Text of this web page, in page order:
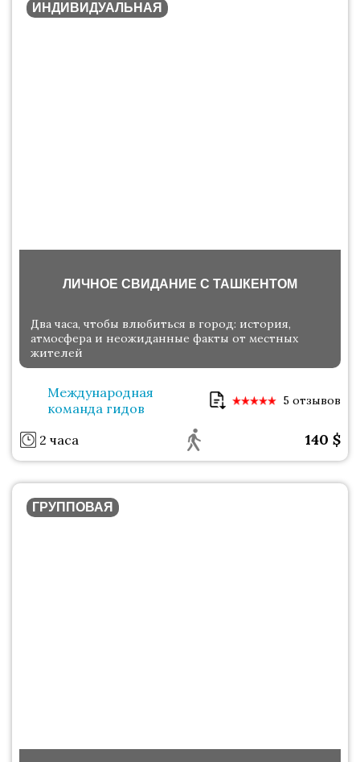
ИНДИВИДУАЛЬНАЯ
ЛИЧНОЕ СВИДАНИЕ С ТАШКЕНТОМ
Два часа, чтобы влюбиться в город: история,
атмосфера и неожиданные факты от местных
жителей
Международная
команда гидов
5 отзывов
2 часа 140 $
ГРУППОВАЯ